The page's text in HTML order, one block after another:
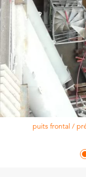
puits frontal /